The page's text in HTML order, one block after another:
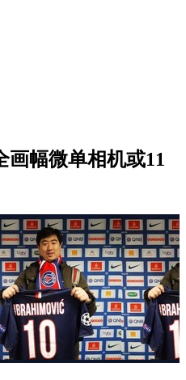
画幅微单相机或11